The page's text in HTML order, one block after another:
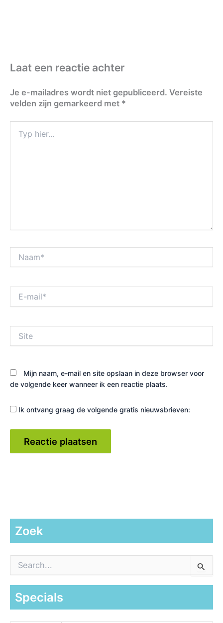
Laat een reactie achter
Je e-mailadres wordt niet gepubliceerd. Vereiste
velden zijn gemarkeerd met *
hier...
mail*
Mijn naam, e-mail en site opslaan in deze browser voor
de volgende keer wanneer ik een reactie plaats.
Ik ontvang graag de volgende gratis nieuwsbrieven:
Zoek
a
Specials